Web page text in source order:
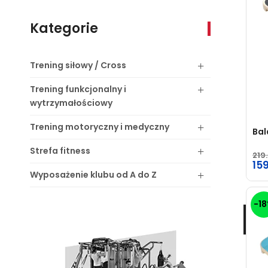
-
Kategorie
Trening siłowy / Cross
Trening funkcjonalny i
wytrzymałościowy
Trening motoryczny i medyczny
Strefa fitness
Wyposażenie klubu od A do Z